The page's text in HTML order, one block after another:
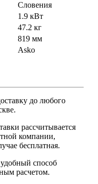
Словения
1.9 кВт
47.2 кг
819 мм
Asko
до любого
рассчитывается
компании,
бесплатная.
способ
расчетом.